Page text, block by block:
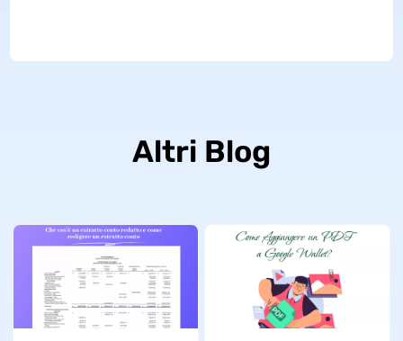
Altri Blog